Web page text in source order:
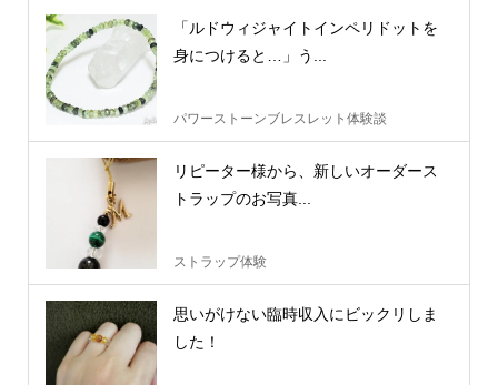
「ルドウィジャイトインペリドットを
身につけると…」う...
パワーストーンブレスレット体験談
リピーター様から、新しいオーダース
トラップのお写真...
ストラップ体験
思いがけない臨時収入にビックリしま
した！